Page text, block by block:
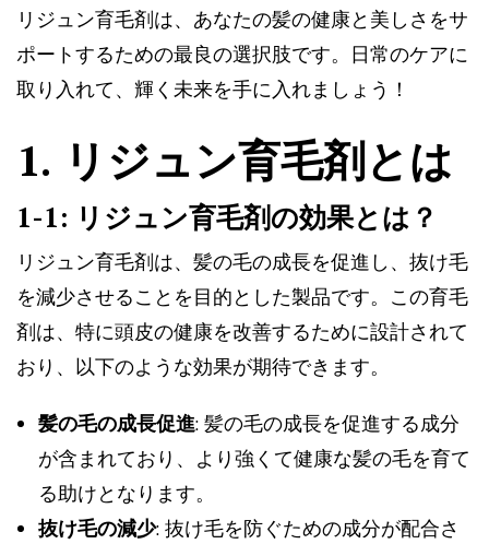
リジュン育毛剤は、あなたの髪の健康と美しさをサ
ポートするための最良の選択肢です。日常のケアに
取り入れて、輝く未来を手に入れましょう！
1. リジュン育毛剤とは
1-1: リジュン育毛剤の効果とは？
リジュン育毛剤は、髪の毛の成長を促進し、抜け毛
を減少させることを目的とした製品です。この育毛
剤は、特に頭皮の健康を改善するために設計されて
おり、以下のような効果が期待できます。
髪の毛の成長促進: 髪の毛の成長を促進する成分
が含まれており、より強くて健康な髪の毛を育て
る助けとなります。
抜け毛の減少: 抜け毛を防ぐための成分が配合さ